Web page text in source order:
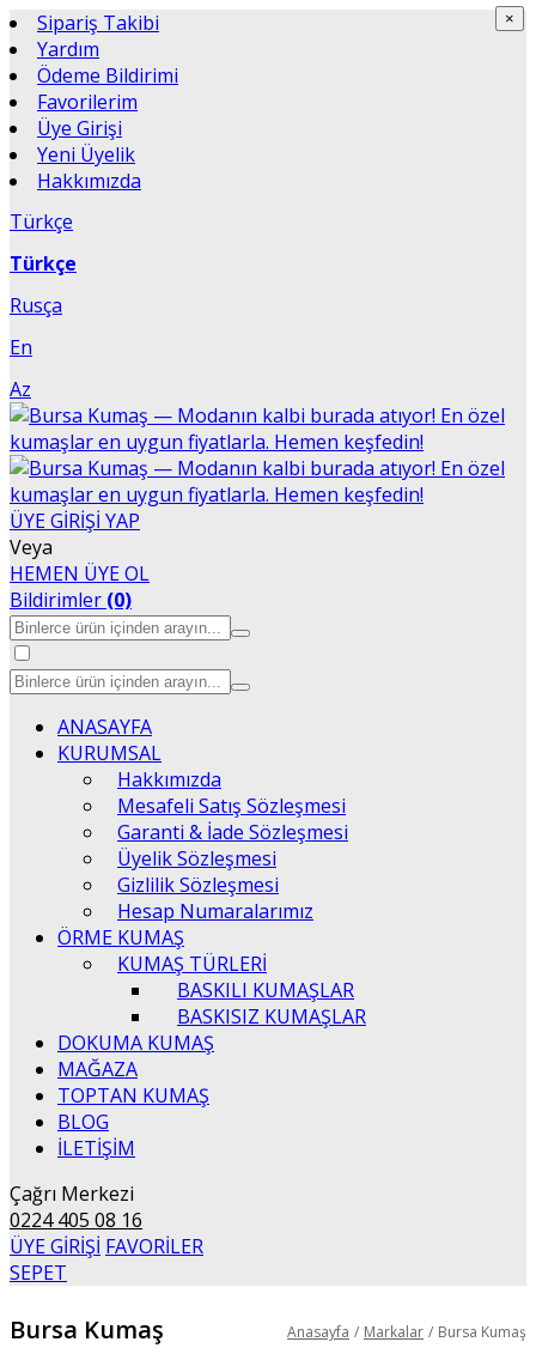
Sipariş Takibi
Yardım
Ödeme Bildirimi
Favorilerim
Üye Girişi
Yeni Üyelik
Hakkımızda
Türkçe
Türkçe
Rusça
En
Az
ÜYE GİRİŞİ YAP
Veya
HEMEN ÜYE OL
Bildirimler (0)
ANASAYFA
KURUMSAL
Hakkımızda
Mesafeli Satış Sözleşmesi
Garanti & İade Sözleşmesi
Üyelik Sözleşmesi
Gizlilik Sözleşmesi
Hesap Numaralarımız
ÖRME KUMAŞ
KUMAŞ TÜRLERİ
BASKILI KUMAŞLAR
BASKISIZ KUMAŞLAR
DOKUMA KUMAŞ
MAĞAZA
TOPTAN KUMAŞ
BLOG
İLETİŞİM
Çağrı Merkezi
0224 405 08 16
ÜYE GİRİŞİ FAVORİLER
SEPET
Bursa Kumaş Anasayfa / Markalar / Bursa Kumaş
×
×